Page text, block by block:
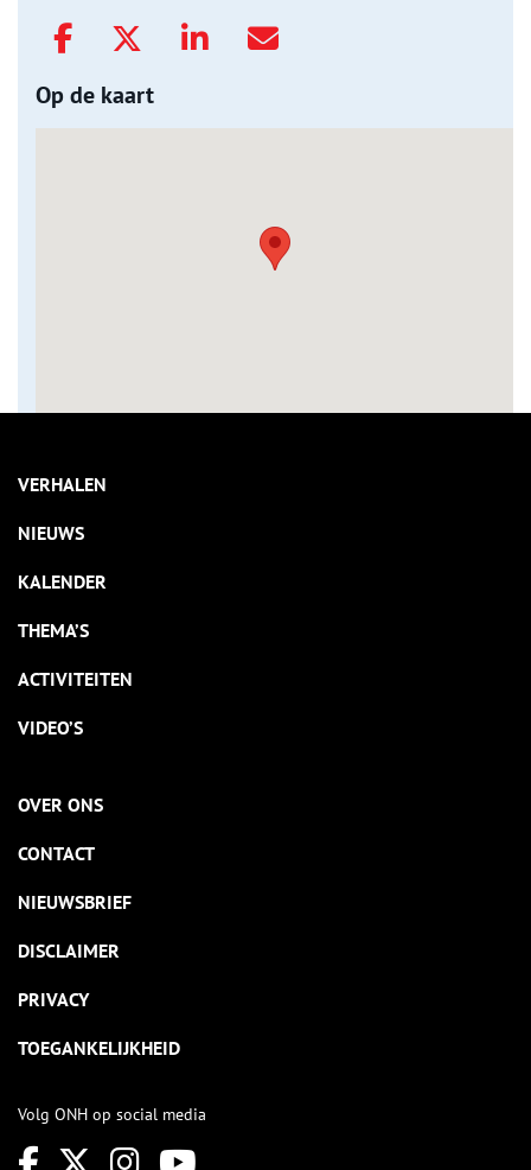
Op de kaart
VERHALEN
NIEUWS
KALENDER
THEMA’S
ACTIVITEITEN
VIDEO’S
OVER ONS
CONTACT
NIEUWSBRIEF
DISCLAIMER
PRIVACY
TOEGANKELIJKHEID
Volg ONH op social media